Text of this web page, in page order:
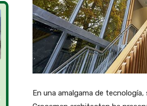
En una amalgama de